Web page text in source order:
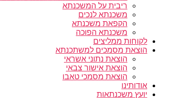
ריבית על המשכנתא
משכנתא לנכים
הקפאת משכנתא
משכנתא הפוכה
לקוחות ממליצים
הוצאת מסמכים למשתכנתא
הוצאת נתוני אשראי
הוצאת אישור צבאי
הוצאת מסמכי טאבו
אודותינו
יועץ משכנתאות